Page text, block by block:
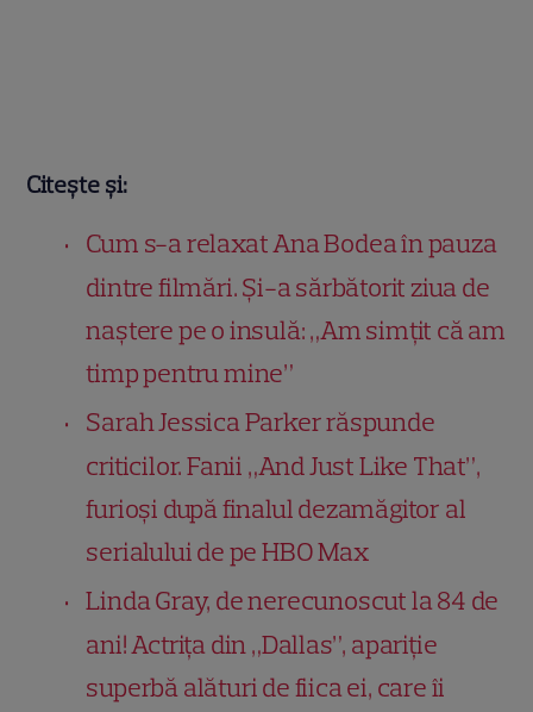
Citește și:
Cum s-a relaxat Ana Bodea în pauza
dintre filmări. Și-a sărbătorit ziua de
naștere pe o insulă: „Am simțit că am
timp pentru mine”
Sarah Jessica Parker răspunde
criticilor. Fanii „And Just Like That”,
furioși după finalul dezamăgitor al
serialului de pe HBO Max
Linda Gray, de nerecunoscut la 84 de
ani! Actrița din „Dallas”, apariție
superbă alături de fiica ei, care îi